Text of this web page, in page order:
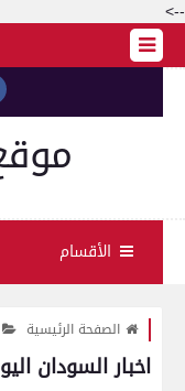
-->
الأقسام
الصفحة الرئيسية
اخبار السودان اليوم